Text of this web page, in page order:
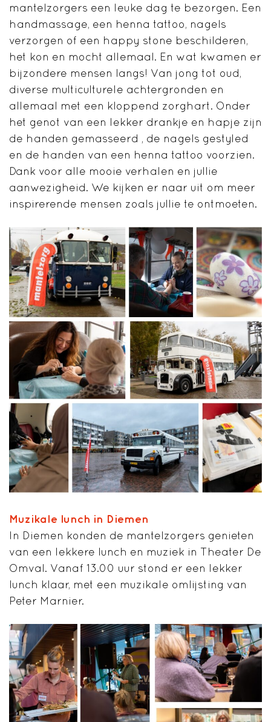
mantelzorgers een leuke dag te bezorgen. Een
handmassage, een henna tattoo, nagels
verzorgen of een happy stone beschilderen,
het kon en mocht allemaal. En wat kwamen er
bijzondere mensen langs! Van jong tot oud,
diverse multiculturele achtergronden en
allemaal met een kloppend zorghart. Onder
het genot van een lekker drankje en hapje zijn
de handen gemasseerd , de nagels gestyled
en de handen van een henna tattoo voorzien.
Dank voor alle mooie verhalen en jullie
aanwezigheid. We kijken er naar uit om meer
inspirerende mensen zoals jullie te ontmoeten.
Muzikale lunch in Diemen
In Diemen konden de mantelzorgers genieten
van een lekkere lunch en muziek in Theater De
Omval. Vanaf 13.00 uur stond er een lekker
lunch klaar, met een muzikale omlijsting van
Peter Marnier.